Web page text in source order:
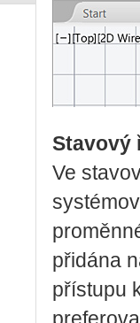
Stavový
Ve
přidána
přístupu